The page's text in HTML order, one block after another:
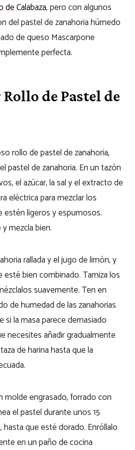
de Calabaza, pero con algunos
del pastel de zanahoria húmedo
de queso Mascarpone
perfecta.
de Pastel de
rollo de pastel de zanahoria,
pastel de zanahoria. En un tazón
el azúcar, la sal y el extracto de
eléctrica para mezclar los
estén ligeros y espumosos.
mezcla bien.
rallada y el jugo de limón, y
bien combinado. Tamizalos
suavemente.Ten en
de humedad de las zanahorias
si la masa parece demasiado
necesites añadir gradualmente
de harina hasta que la
molde engrasado, forrado con
el pastel durante unos 15
hasta que esté dorado. Enróllalo
en un paño de cocina